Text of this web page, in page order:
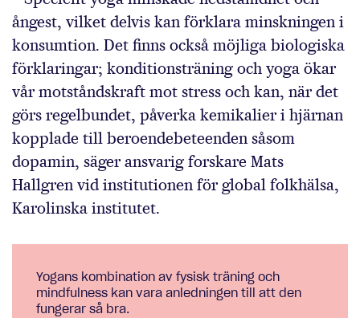
ångest, vilket delvis kan förklara minskningen i
konsumtion. Det finns också möjliga biologiska
förklaringar; konditionsträning och yoga ökar
vår motståndskraft mot stress och kan, när det
görs regelbundet, påverka kemikalier i hjärnan
kopplade till beroendebeteenden såsom
dopamin, säger ansvarig forskare Mats
Hallgren vid institutionen för global folkhälsa,
Karolinska institutet.
Yogans kombination av fysisk träning och
mindfulness kan vara anledningen till att den
fungerar så bra.